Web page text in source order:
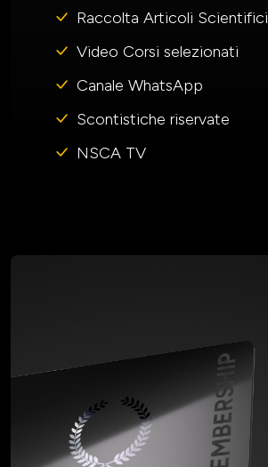
Raccolta Articoli Scientifici
Video Corsi selezionati
Canale WhatsApp
Scontistiche riservate
NSCA TV